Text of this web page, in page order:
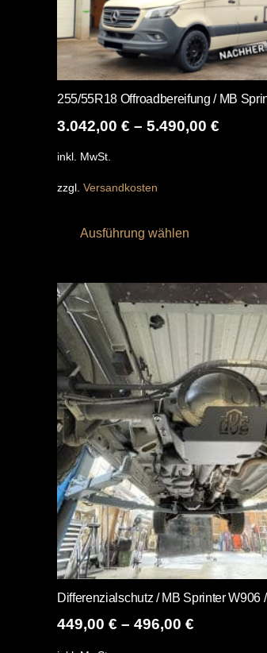
255/55R18 Offroadbereifung / MB
3.042,00 € – 5.490,00 €
inkl. MwSt.
zzgl. Versandkosten
Ausführung wählen
mehrere
auf.
Die
können
auf
der
gewählt
werden
Differenzialschutz / MB Sprinter W906
449,00 € – 496,00 €